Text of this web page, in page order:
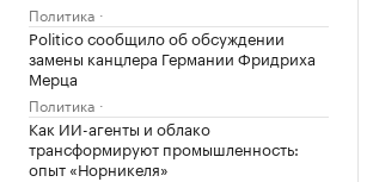
Политика
Politico сообщило об обсуждении
замены канцлера Германии Фридриха
Мерца
Политика
Как ИИ-агенты и облако
трансформируют промышленность:
опыт «Норникеля»